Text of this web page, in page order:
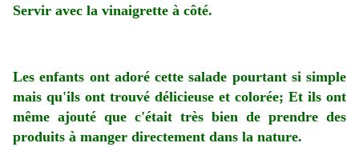
Servir avec la vinaigrette à côté.
Les enfants ont adoré cette salade pourtant si simple
mais qu'ils ont trouvé délicieuse et colorée; Et ils ont
même ajouté que c'était très bien de prendre des
produits à manger directement dans la nature.